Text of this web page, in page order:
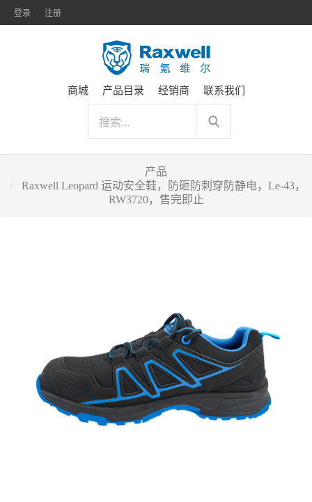
登录 注册
商城 产品目录 经销商 联系我们
产品
Raxwell Leopard 运动安全鞋，防砸防刺穿防静电，Le-43，
RW3720，售完即止